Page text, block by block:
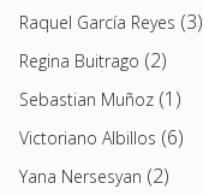
Raquel García Reyes (3)
Regina Buitrago (2)
Sebastian Muñoz (1)
Victoriano Albillos (6)
Yana Nersesyan (2)